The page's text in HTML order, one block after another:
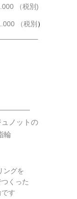
（税別)
（税別 ）
ノットの
輪
ングを
くった
す